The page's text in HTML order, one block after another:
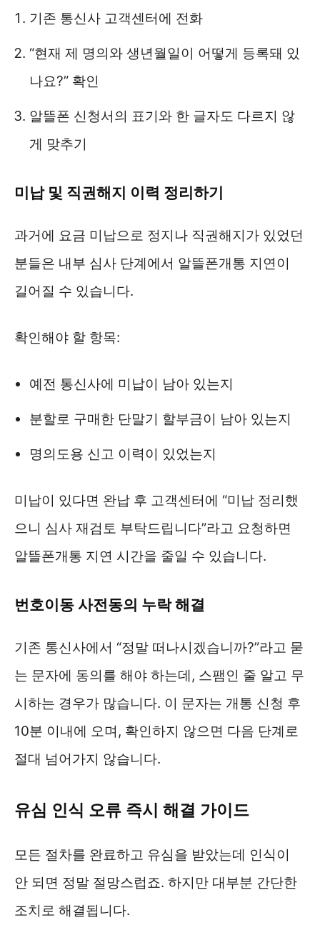
기존 통신사 고객센터에 전화
“현재 제 명의와 생년월일이 어떻게 등록돼 있
나요?” 확인
알뜰폰 신청서의 표기와 한 글자도 다르지 않
게 맞추기
미납 및 직권해지 이력 정리하기
과거에 요금 미납으로 정지나 직권해지가 있었던
분들은 내부 심사 단계에서 알뜰폰개통 지연이
길어질 수 있습니다.
확인해야 할 항목:
예전 통신사에 미납이 남아 있는지
분할로 구매한 단말기 할부금이 남아 있는지
명의도용 신고 이력이 있었는지
미납이 있다면 완납 후 고객센터에 “미납 정리했
으니 심사 재검토 부탁드립니다”라고 요청하면
알뜰폰개통 지연 시간을 줄일 수 있습니다.
번호이동 사전동의 누락 해결
기존 통신사에서 “정말 떠나시겠습니까?”라고 묻
는 문자에 동의를 해야 하는데, 스팸인 줄 알고 무
시하는 경우가 많습니다. 이 문자는 개통 신청 후
10분 이내에 오며, 확인하지 않으면 다음 단계로
절대 넘어가지 않습니다.
유심 인식 오류 즉시 해결 가이드
모든 절차를 완료하고 유심을 받았는데 인식이
안 되면 정말 절망스럽죠. 하지만 대부분 간단한
조치로 해결됩니다.